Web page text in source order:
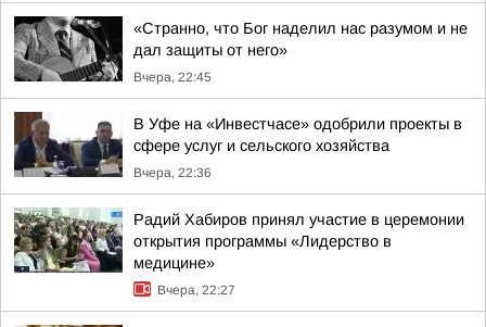
«Странно, что Бог наделил нас разумом и не
дал защиты от него»
Вчера, 22:45
В Уфе на «Инвестчасе» одобрили проекты в
сфере услуг и сельского хозяйства
Вчера, 22:36
Радий Хабиров принял участие в церемонии
открытия программы «Лидерство в
медицине»
Вчера, 22:27